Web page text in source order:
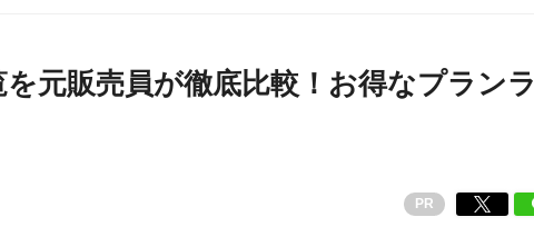
元販売員が徹底比較！お得なプランラ
PR